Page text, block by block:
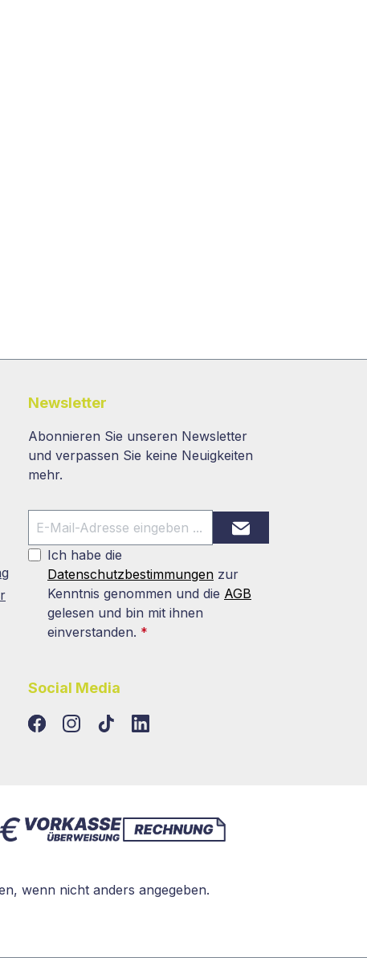
Newsletter
Abonnieren Sie unseren Newsletter
und verpassen Sie keine Neuigkeiten
mehr.
Ich habe die
Datenschutzbestimmungen zur
Kenntnis genommen und die AGB
gelesen und bin mit ihnen
einverstanden. *
Social Media
TikTokLinkedIn
wenn nicht anders angegeben.